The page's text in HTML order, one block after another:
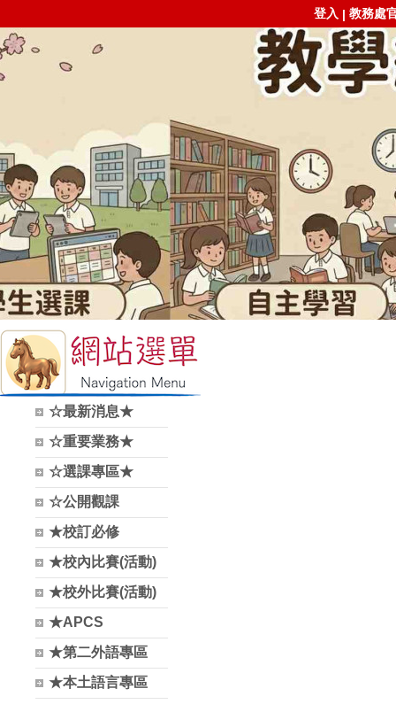
登入 | 教務處
☆最新消息★
☆重要業務★
☆選課專區★
☆公開觀課
★校訂必修
★校內比賽(活動)
★校外比賽(活動)
★APCS
★第二外語專區
★本土語言專區